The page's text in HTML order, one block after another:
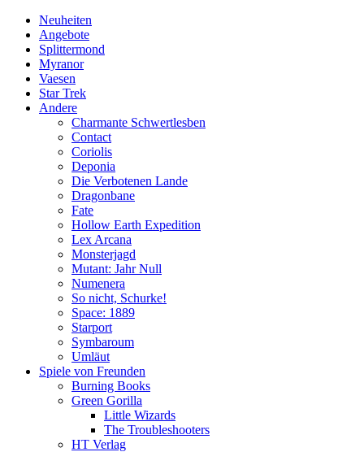
Neuheiten
Angebote
Splittermond
Myranor
Vaesen
Star Trek
Andere
Charmante Schwertlesben
Contact
Coriolis
Deponia
Die Verbotenen Lande
Dragonbane
Fate
Hollow Earth Expedition
Lex Arcana
Monsterjagd
Mutant: Jahr Null
Numenera
So nicht, Schurke!
Space: 1889
Starport
Symbaroum
Umläut
Spiele von Freunden
Burning Books
Green Gorilla
Little Wizards
The Troubleshooters
HT Verlag